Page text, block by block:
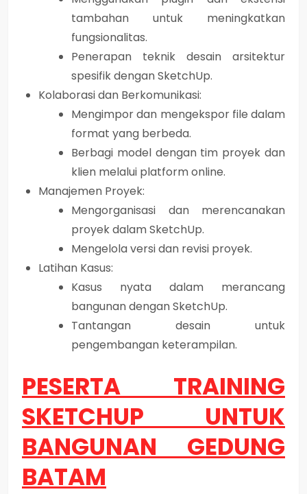
tambahan untuk meningkatkan
fungsionalitas.
Penerapan teknik desain arsitektur
spesifik dengan SketchUp.
Kolaborasi dan Berkomunikasi:
Mengimpor dan mengekspor file dalam
format yang berbeda.
Berbagi model dengan tim proyek dan
klien melalui platform online.
Manajemen Proyek:
Mengorganisasi dan merencanakan
proyek dalam SketchUp.
Mengelola versi dan revisi proyek.
Latihan Kasus:
Kasus nyata dalam merancang
bangunan dengan SketchUp.
Tantangan desain untuk
pengembangan keterampilan.
PESERTA TRAINING
SKETCHUP UNTUK
BANGUNAN GEDUNG
BATAM